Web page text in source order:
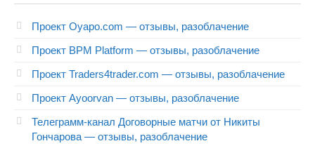
Проект Oyapo.com — отзывы, разоблачение
Проект BPM Platform — отзывы, разоблачение
Проект Traders4trader.com — отзывы, разоблачение
Проект Ayoorvan — отзывы, разоблачение
Телеграмм-канал Договорные матчи от Никиты
Гончарова — отзывы, разоблачение